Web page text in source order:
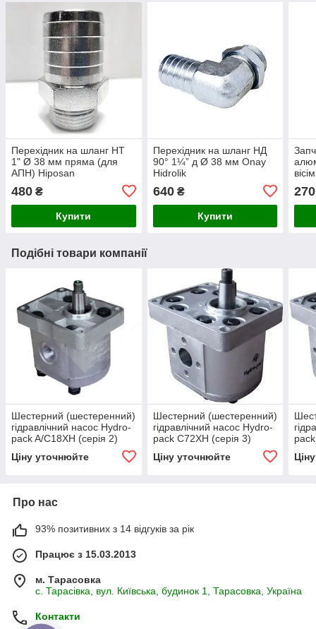
Перехідник на шланг НТ
1" Ø 38 мм пряма (для
АПН) Hiposan
480 ₴
Купити
Перехідник на шланг НД
90° 1¼” д Ø 38 мм Onay
Hidrolik
640₴
Купити
270
Подібні товари компанії
Шестерний (шестеренний)
гідравлічний насос Hydro-
pack A/C18XH (серія 2)
Ціну уточнюйте
Шестерний (шестеренний)
гідравлічний насос Hydro-
pack C72XH (серія 3)
Ціну уточнюйте
Про нас
93% позитивних з 14 відгуків за рік
Працює з 15.03.2013
м. Тарасовка
с. Тарасівка, вул. Київська, будинок 1, Тарасовка, Україна
Контакти